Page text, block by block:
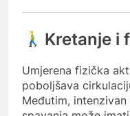
Kretanje i
Umjerena fizička
poboljšava
Međutim,